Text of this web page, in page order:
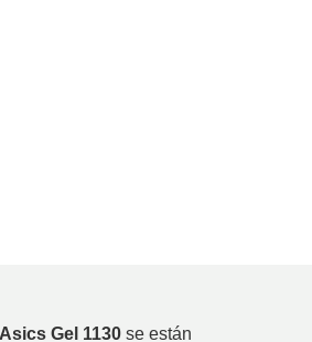
Gel 1130 se están